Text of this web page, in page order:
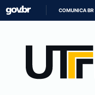
COMUNICA BR